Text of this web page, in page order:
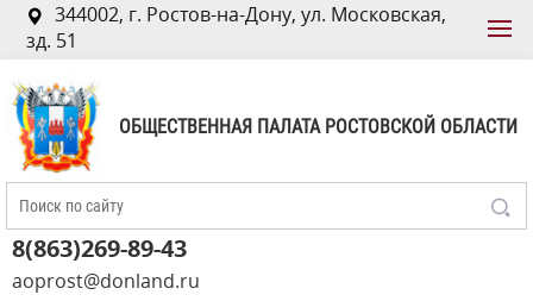
344002, г. Ростов-на-Дону, ул. Московская,
зд. 51
ОБЩЕСТВЕННАЯ ПАЛАТА РОСТОВСКОЙ ОБЛАСТИ
8(863)269-89-43
aoprost@donland.ru